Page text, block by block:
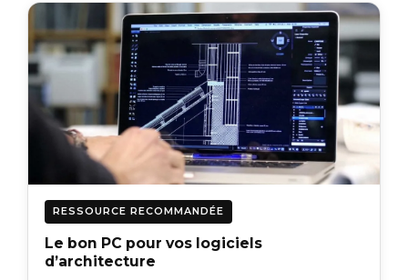
RESSOURCE RECOMMANDÉE
Le bon PC pour vos logiciels
d’architecture